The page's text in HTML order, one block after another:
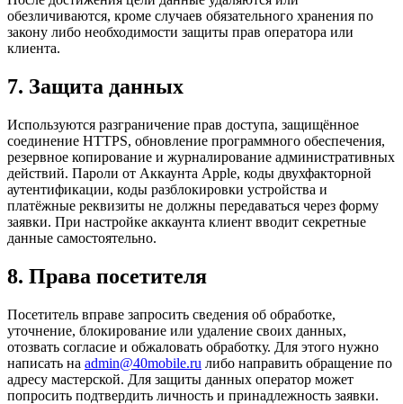
обезличиваются, кроме случаев обязательного хранения по
закону либо необходимости защиты прав оператора или
клиента.
7. Защита данных
Используются разграничение прав доступа, защищённое
соединение HTTPS, обновление программного обеспечения,
резервное копирование и журналирование административных
действий. Пароли от Аккаунта Apple, коды двухфакторной
аутентификации, коды разблокировки устройства и
платёжные реквизиты не должны передаваться через форму
заявки. При настройке аккаунта клиент вводит секретные
данные самостоятельно.
8. Права посетителя
Посетитель вправе запросить сведения об обработке,
уточнение, блокирование или удаление своих данных,
отозвать согласие и обжаловать обработку. Для этого нужно
написать на admin@40mobile.ru либо направить обращение по
адресу мастерской. Для защиты данных оператор может
попросить подтвердить личность и принадлежность заявки.